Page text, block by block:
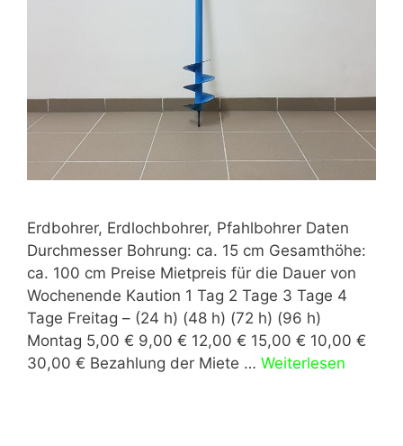
Erdbohrer, Erdlochbohrer, Pfahlbohrer Daten
Durchmesser Bohrung: ca. 15 cm Gesamthöhe:
ca. 100 cm Preise Mietpreis für die Dauer von
Wochenende Kaution 1 Tag 2 Tage 3 Tage 4
Tage Freitag – (24 h) (48 h) (72 h) (96 h)
Montag 5,00 € 9,00 € 12,00 € 15,00 € 10,00 €
30,00 € Bezahlung der Miete … Weiterlesen